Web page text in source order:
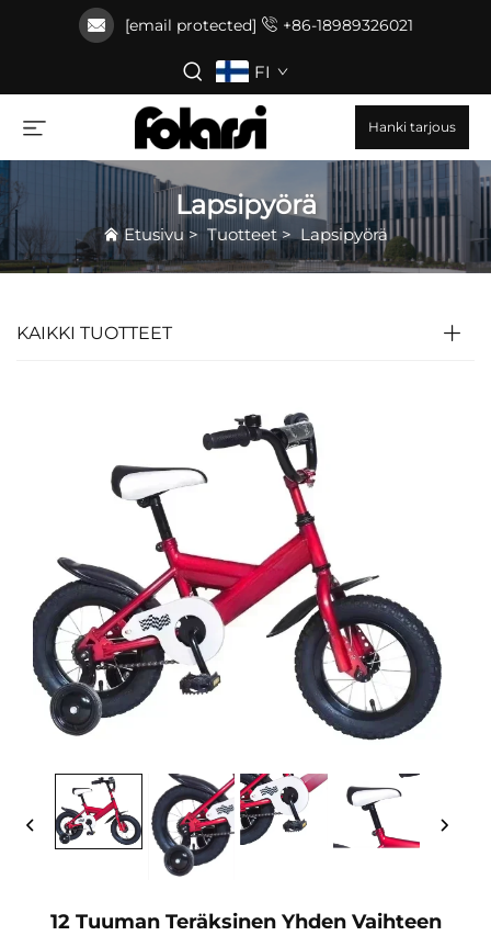
[email protected] +86-18989326021
FI
Hanki tarjous
Lapsipyörä
Etusivu > Tuotteet >Lapsipyörä
KAIKKI TUOTTEET
12 Tuuman Teräksinen Yhden Vaihteen